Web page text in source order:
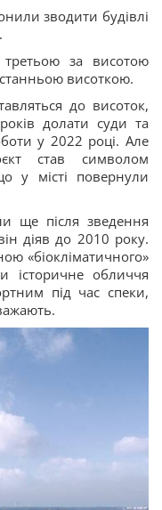
зводити будівлі
за висотою
висоткою.
до висоток,
долати суди та
у 2022 році. Але
став символом
у місті повернули
ще після зведення
діяв до 2010 року.
«біокліматичного»
історичне обличчя
під час спеки,